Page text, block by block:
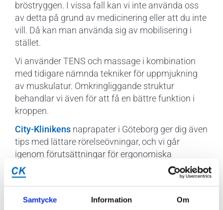
Samtycke Information Om
bröstryggen. I vissa fall kan vi inte använda oss
av detta på grund av medicinering eller att du inte
vill. Då kan man använda sig av mobilisering i
stället.
Vi använder TENS och massage i kombination
med tidigare nämnda tekniker för uppmjukning
av muskulatur. Omkringliggande struktur
behandlar vi även för att få en bättre funktion i
kroppen.
City-Klinikens naprapater i Göteborg ger dig även
tips med lättare rörelseövningar, och vi går
igenom förutsättningar för ergonomiska
förändringar.